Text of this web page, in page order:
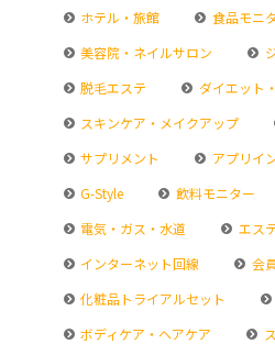
ホテル・旅館
食品モニ
美容院・ネイルサロン
脱毛エステ
ダイエット
スキンケア・メイクアップ
サプリメント
アプリイ
G-Style
飲料モニター
電気・ガス・水道
エス
インターネット回線
会
化粧品トライアルセット
ボディケア・ヘアケア